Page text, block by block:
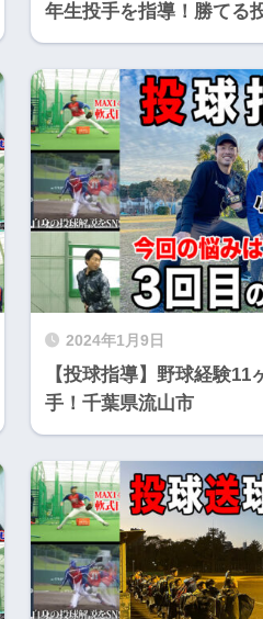
年生投手を指導！勝てる
2024年1月9日
【投球指導】野球経験
手！千葉県流山市